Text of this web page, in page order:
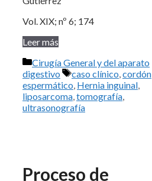
Vol. XIX; nº 6; 174
Leer más
Categorías
Cirugía General y del aparato
digestivo
Etiquetas
caso clínico,cordón
espermático, Hernia inguinal,
liposarcoma,tomografía,
ultrasonografía
Proceso de